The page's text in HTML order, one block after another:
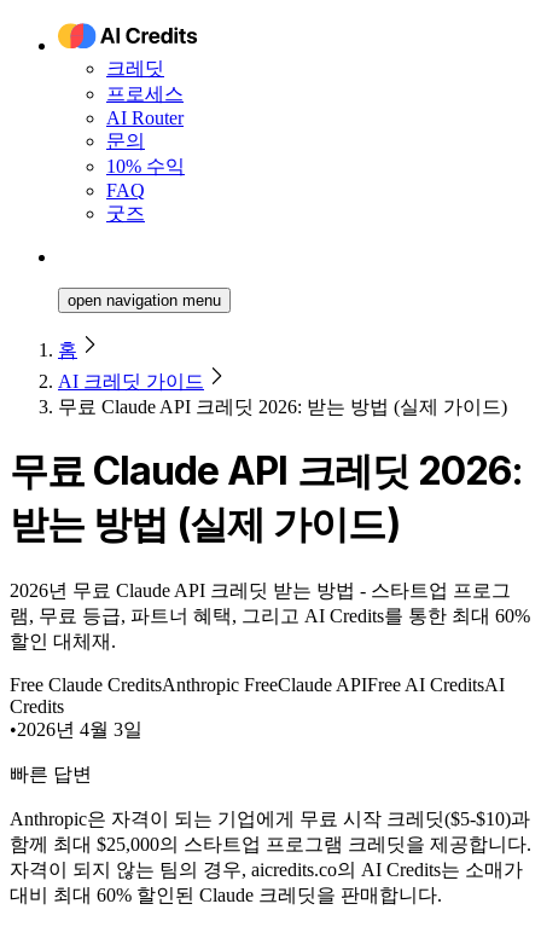
크레딧
프로세스
AI Router
문의
10% 수익
FAQ
굿즈
open navigation menu
홈
AI 크레딧 가이드
무료 Claude API 크레딧 2026: 받는 방법 (실제 가이드)
무료 Claude API 크레딧 2026:
받는 방법 (실제 가이드)
2026년 무료 Claude API 크레딧 받는 방법 - 스타트업 프로그
램, 무료 등급, 파트너 혜택, 그리고 AI Credits를 통한 최대 60%
할인 대체재.
Free Claude CreditsAnthropic FreeClaude APIFree AI CreditsAI
Credits
•2026년 4월 3일
빠른 답변
Anthropic은 자격이 되는 기업에게 무료 시작 크레딧($5-$10)과
함께 최대 $25,000의 스타트업 프로그램 크레딧을 제공합니다.
자격이 되지 않는 팀의 경우, aicredits.co의 AI Credits는 소매가
대비 최대 60% 할인된 Claude 크레딧을 판매합니다.